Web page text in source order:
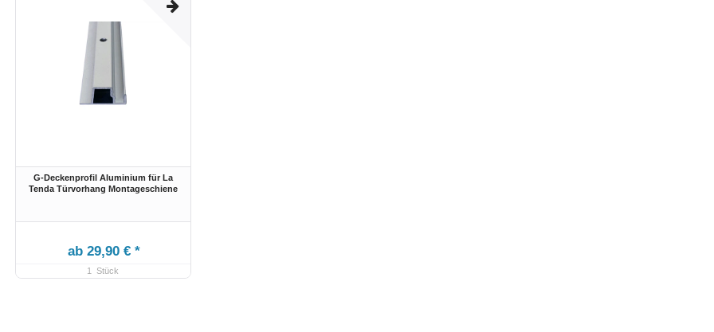
G-Deckenprofil Aluminium für La
Tenda Türvorhang Montageschiene
ab 29,90 € *
1 Stück